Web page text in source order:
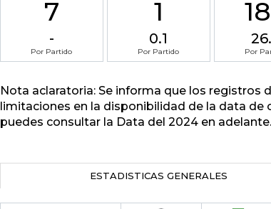
7
-
Por Partido
1
0.1
Por Partido Por
Nota aclaratoria: Se informa que los registros
limitaciones en la disponibilidad de la data
puedes consultar la Data del 2024 en adelante.
ESTADISTICAS GENERALES